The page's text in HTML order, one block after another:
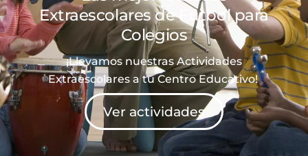
Extraescolares deFútbolpara
Colegios
¡Llevamos nuestras Actividades
Extraescolares a tu Centro Educativo!
Ver actividades